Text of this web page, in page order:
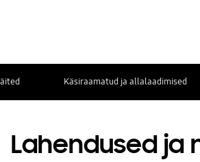
Käsiraamatud ja allalaadimised
Lahendused ja